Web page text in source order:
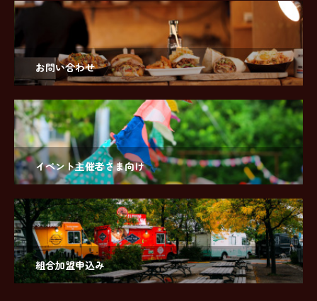
お問い合わせ
イベント主催者さま向け
組合加盟申込み